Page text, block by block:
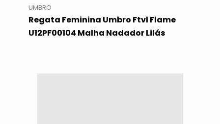
UMBRO
Regata Feminina Umbro Ftvl Flame
U12PF00104 Malha Nadador Lilás